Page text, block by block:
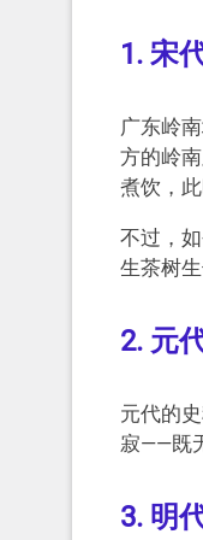
1. 宋
广东岭
方的岭
煮饮，
不过，
生茶树
2. 元
元代的
寂——既
3. 明